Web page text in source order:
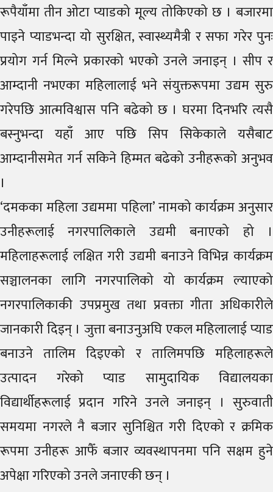
रूपैयाँमा तीन ओटा प्याडको मूल्य तोकिएको छ । बजारमा
पाइने प्याडभन्दा यो सुरक्षित, स्वास्थ्यमैत्री र सफा गरेर पुनः
प्रयोग गर्न मिल्ने प्रकारको भएको उनले जनाइन् । सीप र
आम्दानी नभएका महिलालाई भने संयुक्तरूपमा उद्यम सुरु
गरेपछि आत्मविश्वास पनि बढेको छ । घरमा दिनभरि त्यसै
बस्नुभन्दा यहाँ आए पछि सिप सिकेकाले यसैबाट
आम्दानीसमेत गर्न सकिने हिम्मत बढेको उनीहरूको अनुभव
।
‘दमकका महिला उद्यममा पहिला’ नामको कार्यक्रम अनुसार
उनीहरूलाई नगरपालिकाले उद्यमी बनाएको हो ।
महिलाहरूलाई लक्षित गरी उद्यमी बनाउने विभिन्न कार्यक्रम
सञ्चालनका लागि नगरपालिको यो कार्यक्रम ल्याएको
नगरपालिकाकी उपप्रमुख तथा प्रवक्ता गीता अधिकारीले
जानकारी दिइन् । जुत्ता बनाउनुअघि एकल महिलालाई प्याड
बनाउने तालिम दिइएको र तालिमपछि महिलाहरूले
उत्पादन गरेको प्याड सामुदायिक विद्यालयका
विद्यार्थीहरूलाई प्रदान गरिने उनले जनाइन् । सुरुवाती
समयमा नगरले नै बजार सुनिश्चित गरी दिएको र क्रमिक
रूपमा उनीहरू आफैँ बजार व्यवस्थापनमा पनि सक्षम हुने
अपेक्षा गरिएको उनले जनाएकी छन् ।